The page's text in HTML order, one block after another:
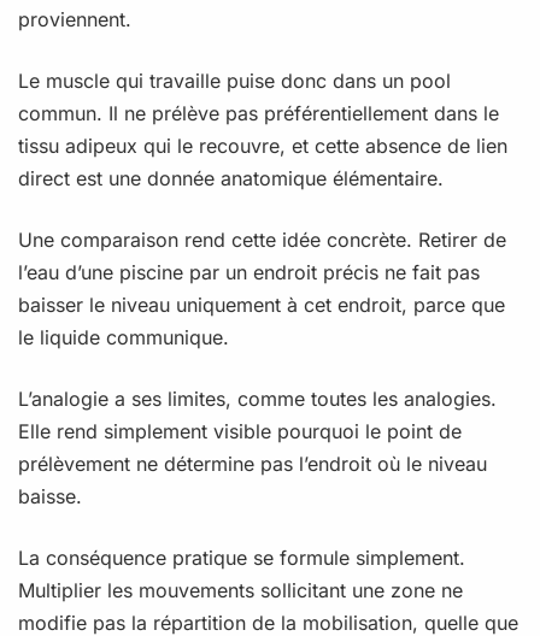
proviennent.
Le muscle qui travaille puise donc dans un pool
commun. Il ne prélève pas préférentiellement dans le
tissu adipeux qui le recouvre, et cette absence de lien
direct est une donnée anatomique élémentaire.
Une comparaison rend cette idée concrète. Retirer de
l’eau d’une piscine par un endroit précis ne fait pas
baisser le niveau uniquement à cet endroit, parce que
le liquide communique.
L’analogie a ses limites, comme toutes les analogies.
Elle rend simplement visible pourquoi le point de
prélèvement ne détermine pas l’endroit où le niveau
baisse.
La conséquence pratique se formule simplement.
Multiplier les mouvements sollicitant une zone ne
modifie pas la répartition de la mobilisation, quelle que